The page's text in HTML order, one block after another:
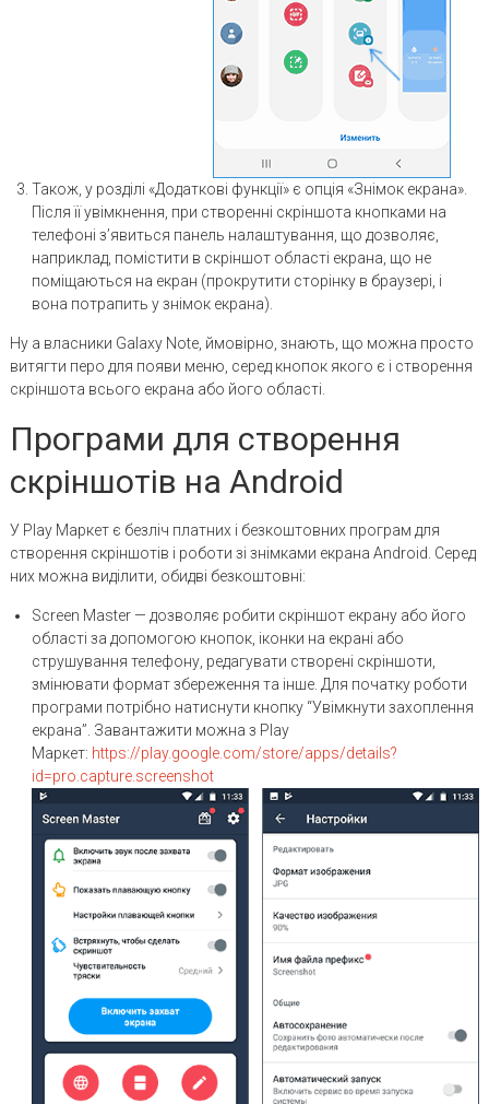
Також, у розділі «Додаткові функції» є опція «Знімок екрана».
Після її увімкнення, при створенні скріншота кнопками на
телефоні з’явиться панель налаштування, що дозволяє,
наприклад, помістити в скріншот області екрана, що не
поміщаються на екран (прокрутити сторінку в браузері, і
вона потрапить у знімок екрана).
Ну а власники Galaxy Note, ймовірно, знають, що можна просто
витягти перо для появи меню, серед кнопок якого є і створення
скріншота всього екрана або його області.
Програми для створення
скріншотів на Android
У Play Маркет є безліч платних і безкоштовних програм для
створення скріншотів і роботи зі знімками екрана Android. Серед
них можна виділити, обидві безкоштовні:
Screen Master — дозволяє робити скріншот екрану або його
області за допомогою кнопок, іконки на екрані або
струшування телефону, редагувати створені скріншоти,
змінювати формат збереження та інше. Для початку роботи
програми потрібно натиснути кнопку “Увімкнути захоплення
екрана”. Завантажити можна з Play
Маркет: https://play.google.com/store/apps/details?
id=pro.capture.screenshot